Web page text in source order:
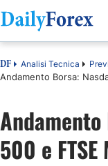
DF Analisi Tecnica
Andamento Borsa:
Andamento
500 e